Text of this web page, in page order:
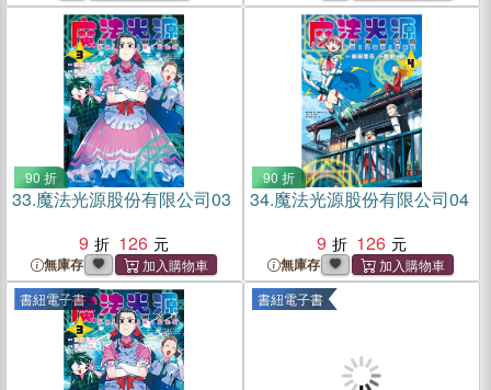
90 折
33.魔法光源股份有限公司03
9
126
無庫存
90 折
34.魔法光源股份有限公司04
9
126
無庫存
書紐電子書 書紐電子書